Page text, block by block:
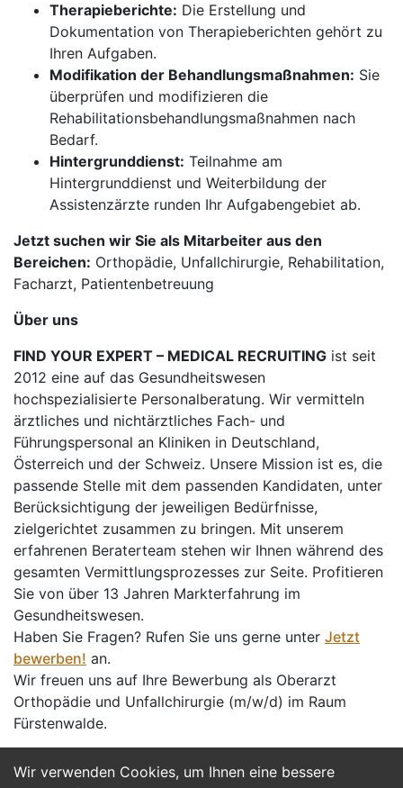
Wir verwenden Cookies, um Ihnen eine bessere
Therapieberichte: Die Erstellung und
Dokumentation von Therapieberichten gehört zu
Ihren Aufgaben.
Modifikation der Behandlungsmaßnahmen: Sie
überprüfen und modifizieren die
Rehabilitationsbehandlungsmaßnahmen nach
Bedarf.
Hintergrunddienst: Teilnahme am
Hintergrunddienst und Weiterbildung der
Assistenzärzte runden Ihr Aufgabengebiet ab.
Jetzt suchen wir Sie als Mitarbeiter aus den
Bereichen: Orthopädie, Unfallchirurgie, Rehabilitation,
Facharzt, Patientenbetreuung
Über uns
FIND YOUR EXPERT – MEDICAL RECRUITING ist seit
2012 eine auf das Gesundheitswesen
hochspezialisierte Personalberatung. Wir vermitteln
ärztliches und nichtärztliches Fach- und
Führungspersonal an Kliniken in Deutschland,
Österreich und der Schweiz. Unsere Mission ist es, die
passende Stelle mit dem passenden Kandidaten, unter
Berücksichtigung der jeweiligen Bedürfnisse,
zielgerichtet zusammen zu bringen. Mit unserem
erfahrenen Beraterteam stehen wir Ihnen während des
gesamten Vermittlungsprozesses zur Seite. Profitieren
Sie von über 13 Jahren Markterfahrung im
Gesundheitswesen.
Haben Sie Fragen? Rufen Sie uns gerne unter Jetzt
bewerben! an.
Wir freuen uns auf Ihre Bewerbung als Oberarzt
Orthopädie und Unfallchirurgie (m/w/d) im Raum
Fürstenwalde.